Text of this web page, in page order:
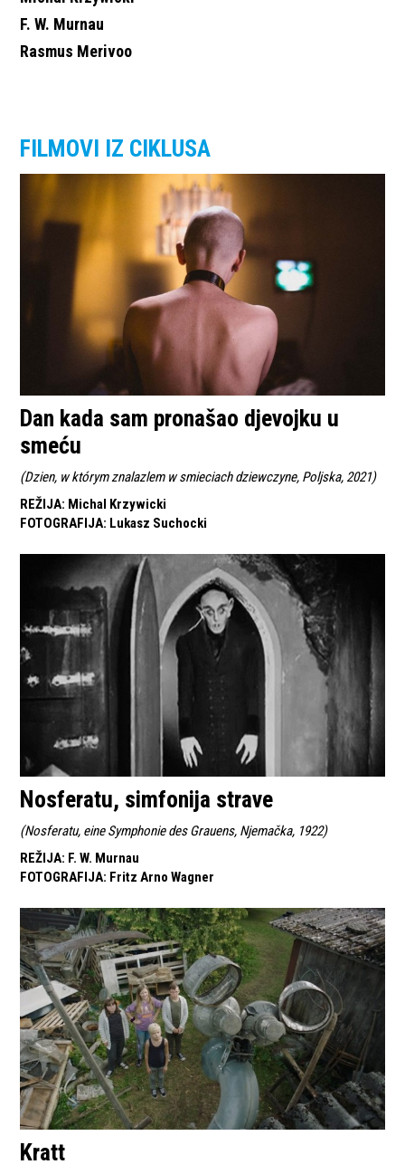
F. W. Murnau
Rasmus Merivoo
FILMOVI IZ CIKLUSA
Dan kada sam pronašao djevojku u
smeću
(Dzien, w którym znalazlem w smieciach dziewczyne, Poljska, 2021)
REŽIJA: Michal Krzywicki
FOTOGRAFIJA: Lukasz Suchocki
Nosferatu, simfonija strave
(Nosferatu, eine Symphonie des Grauens, Njemačka, 1922)
REŽIJA: F. W. Murnau
FOTOGRAFIJA: Fritz Arno Wagner
Kratt